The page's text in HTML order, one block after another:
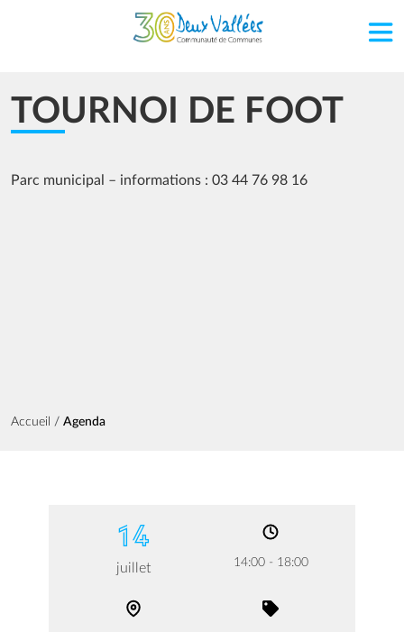
Aller au contenu principal
TOURNOI DE FOOT
Parc municipal – informations : 03 44 76 98 16
Fil d'Ariane
Accueil Agenda
14
juillet 14:00 - 18:00